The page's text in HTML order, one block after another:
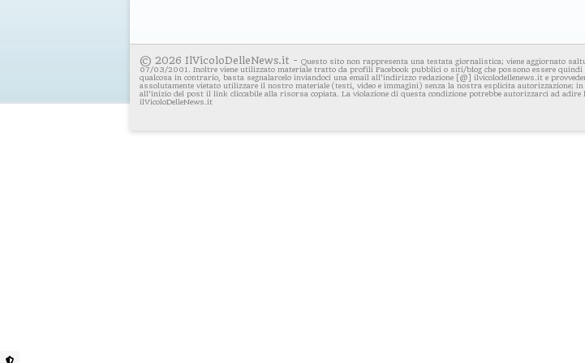
© 2026 IlVicoloDelleNews.it - Questo sito non rappresenta una testata giornalistica; viene aggiornato
07/03/2001. Inoltre viene utilizzato materiale tratto da profili Facebook pubblici o siti/blog che possono essere
qualcosa in contrario, basta segnalarcelo inviandoci una email all'indirizzo redazione [@] ilvicolodellenews.it e
assolutamente vietato utilizzare il nostro materiale (testi, video e immagini) senza la nostra esplicita
all'inizio del post il link cliccabile alla risorsa copiata. La violazione di questa condizione potrebbe autorizzarci ad
ilVicoloDelleNews.it